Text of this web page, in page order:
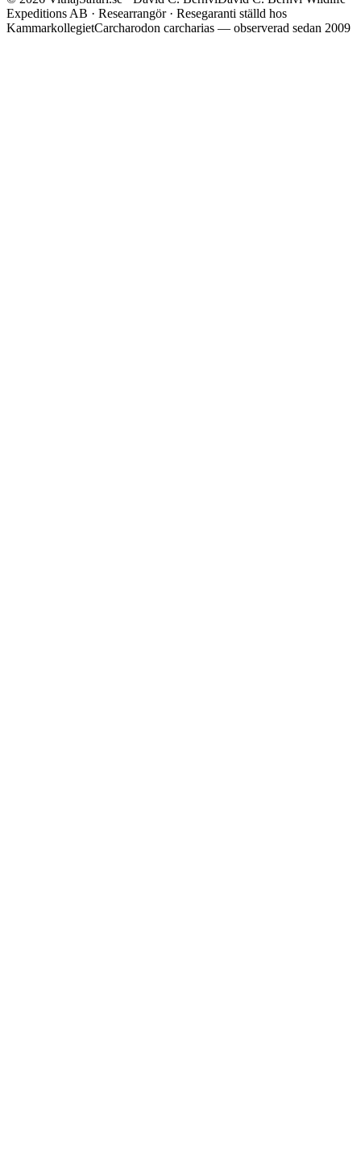
Expeditions AB · Researrangör · Resegaranti ställd hos
KammarkollegietCarcharodon carcharias — observerad sedan 2009